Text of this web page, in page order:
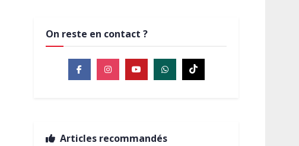
On reste en contact ?
Articles recommandés